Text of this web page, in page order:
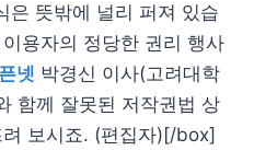
은 뜻밖에 널리 퍼져 있습
용자의 정당한 권리 행사
넷 박경신 이사(고려대학
함께 잘못된 저작권법 상
보시죠. (편집자)[/box]